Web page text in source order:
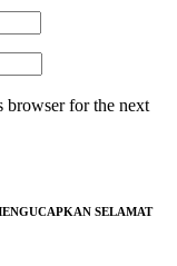
browser for the next
SELAMAT